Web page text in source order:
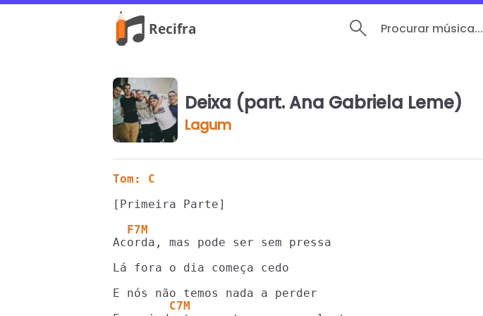
Procurar música...
Deixa (part. Ana Gabriela Leme)
Lagum
Tom: C
[Primeira Parte]
  F7M
Acorda, mas pode ser sem pressa
Lá fora o dia começa cedo
        C7M